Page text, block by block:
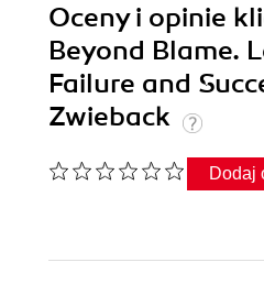
Oceny i opinie
Beyond Blame.
Failure and
Zwieback
Dodaj